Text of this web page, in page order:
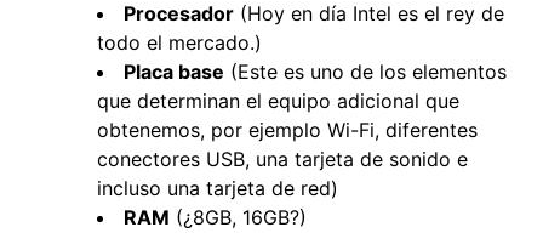
Procesador (Hoy en día Intel es el rey de
todo el mercado.)
Placa base (Este es uno de los elementos
que determinan el equipo adicional que
obtenemos, por ejemplo Wi-Fi, diferentes
conectores USB, una tarjeta de sonido e
incluso una tarjeta de red)
RAM (¿8GB, 16GB?)